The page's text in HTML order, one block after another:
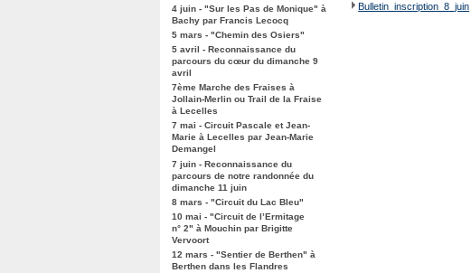
4 juin - "Sur les Pas de Monique" à
Bachy par Francis Lecocq
5 mars - "Chemin des Osiers"
5 avril - Reconnaissance du
parcours du cœur du dimanche 9
avril
7ème Marche des Fraises à
Jollain-Merlin ou Trail de la Fraise
à Lecelles
7 mai - Circuit Pascale et Jean-
Marie à Lecelles par Jean-Marie
Demangel
7 juin - Reconnaissance du
parcours de notre randonnée du
dimanche 11 juin
8 mars - "Circuit du Lac Bleu"
10 mai - "Circuit de l’Ermitage
n° 2" à Mouchin par Brigitte
Vervoort
12 mars - "Sentier de Berthen" à
Berthen dans les Flandres
Bulletin_inscription_8_juin